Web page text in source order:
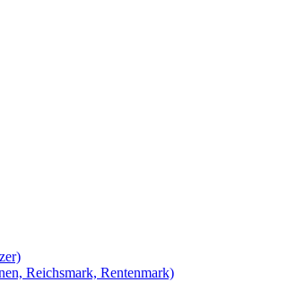
Reichsmark, Rentenmark)